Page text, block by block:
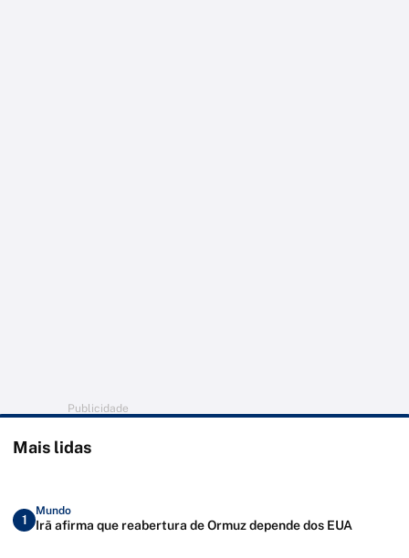
Publicidade
Mais lidas
1
Mundo
Irã afirma que reabertura de Ormuz depende dos EUA